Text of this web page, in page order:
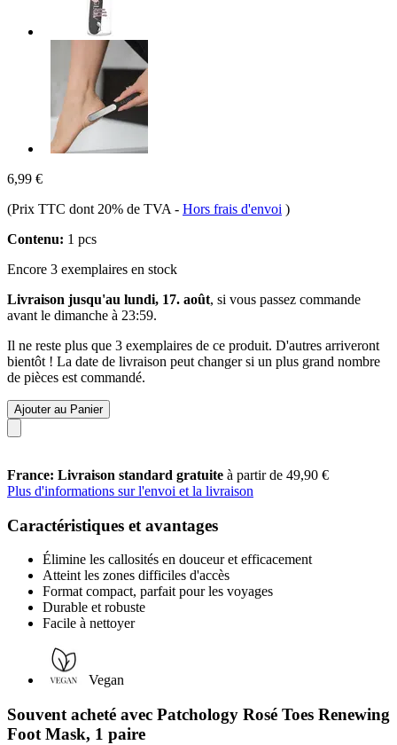
6,99 €
(Prix TTC dont 20% de TVA - Hors frais d'envoi )
Contenu: 1 pcs
Encore 3 exemplaires en stock
Livraison jusqu'au lundi, 17. août, si vous passez commande
avant le dimanche à 23:59.
Il ne reste plus que 3 exemplaires de ce produit. D'autres arriveront
bientôt ! La date de livraison peut changer si un plus grand nombre
de pièces est commandé.
Ajouter au Panier
France: Livraison standard gratuite à partir de 49,90 €
Plus d'informations sur l'envoi et la livraison
Caractéristiques et avantages
Élimine les callosités en douceur et efficacement
Atteint les zones difficiles d'accès
Format compact, parfait pour les voyages
Durable et robuste
Facile à nettoyer
Vegan
Souvent acheté avec Patchology Rosé Toes Renewing
Foot Mask, 1 paire